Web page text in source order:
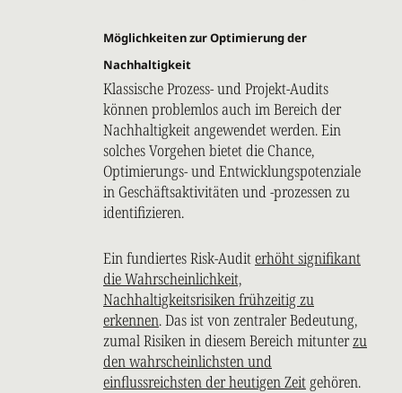
Möglichkeiten zur Optimierung der
Nachhaltigkeit
Klassische Prozess- und Projekt-Audits
können problemlos auch im Bereich der
Nachhaltigkeit angewendet werden. Ein
solches Vorgehen bietet die Chance,
Optimierungs- und Entwicklungspotenziale
in Geschäftsaktivitäten und -prozessen zu
identifizieren.
Ein fundiertes Risk-Auditerhöht signifikant
die Wahrscheinlichkeit,
Nachhaltigkeitsrisiken frühzeitig zu
erkennen. Das ist von zentraler Bedeutung,
zumal Risiken in diesem Bereich mitunterzu
den wahrscheinlichsten und
einflussreichsten der heutigen Zeit gehören.